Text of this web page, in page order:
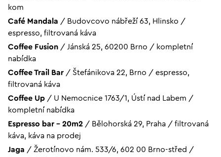
kom
Café Mandala / Budovcovo nábřeží 63, Hlinsko /
espresso, filtrovaná káva
Coffee Fusion / Jánská 25, 60200 Brno / kompletní
nabídka
Coffee Trail Bar / Štefánikova 22, Brno / espresso,
filtrovaná káva
Coffee Up / U Nemocnice 1763/1, Ústí nad Labem /
kompletní nabídka
Espresso bar – 20m2 / Bělohorská 29, Praha / filtrovaná
káva, káva na prodej
Jaga / Žerotínovo nám. 533/6, 602 00 Brno-střed /